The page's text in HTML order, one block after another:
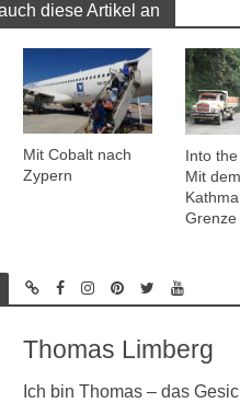
diese Artikel an
Mit Cobalt nach
Zypern
Into
Mit
Grenze
Thomas Limberg
Ich bin Thomas – das